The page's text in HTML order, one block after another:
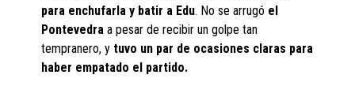
para enchufarla y batir a Edu. No se arrugó el
Pontevedra a pesar de recibir un golpe tan
tempranero, y tuvo un par de ocasiones claras para
haber empatado el partido.